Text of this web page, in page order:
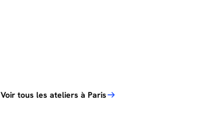
Voir tous les ateliers à Paris